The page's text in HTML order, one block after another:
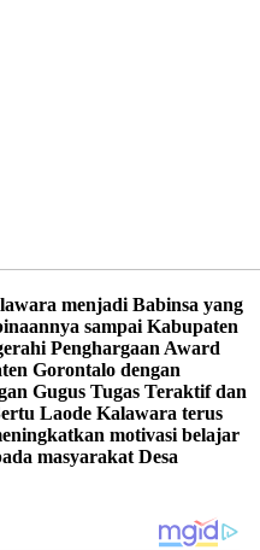
menjadi Babinsa yang
sampai Kabupaten
Penghargaan Award
Gorontalo dengan
Gugus Tugas Teraktif dan
Laode Kalawara terus
motivasi belajar
masyarakat Desa